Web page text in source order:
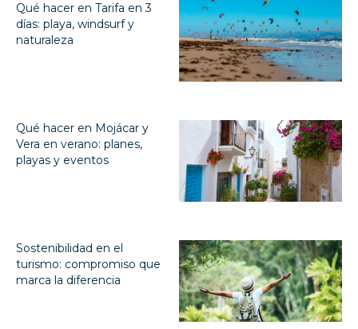
Qué hacer en Tarifa en 3
días: playa, windsurf y
naturaleza
Qué hacer en Mojácar y
Vera en verano: planes,
playas y eventos
Sostenibilidad en el
turismo: compromiso que
marca la diferencia